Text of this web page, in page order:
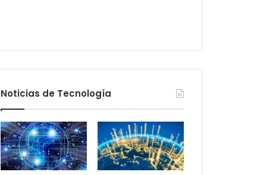
Noticias de Tecnología